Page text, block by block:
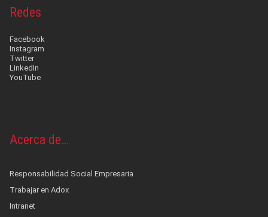
Redes
Facebook
Instagram
Twitter
LinkedIn
YouTube
Acerca de…
Responsabilidad Social Empresaria
Trabajar en Adox
Intranet